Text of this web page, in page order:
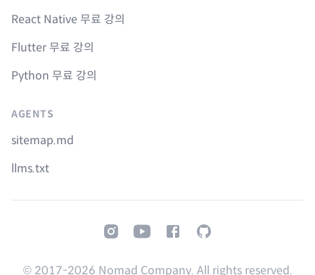
React Native 무료 강의
Flutter 무료 강의
Python 무료 강의
AGENTS
sitemap.md
llms.txt
InstagramYoutubeFacebookGitHub
© 2017-2026 Nomad Company. All rights reserved.